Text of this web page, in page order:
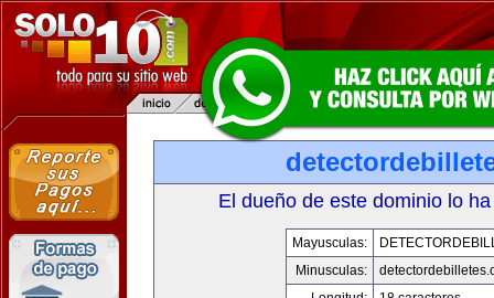
El dueño de este dominio lo
Mayusculas:
Minusculas: